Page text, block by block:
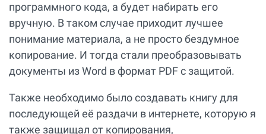
программного кода, а будет набирать его
вручную. В таком случае приходит лучшее
понимание материала, а не просто бездумное
копирование. И тогда стали преобразовывать
документы из Word в формат PDF с защитой.
Также необходимо было создавать книгу для
последующей её раздачи в интернете, которую я
также защищал от копирования,